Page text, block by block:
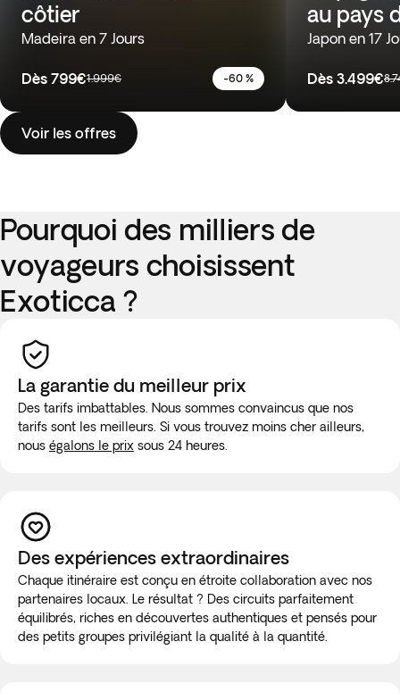
côtier
Madeira en 7 Jours
Dès 799€1.999€ -60 %
au pays
Japon en 17
Dès 3.499€
Voir les offres
Pourquoi des milliers de
voyageurs choisissent
Exoticca ?
La garantie du meilleur prix
Des tarifs imbattables. Nous sommes convaincus que nos
tarifs sont les meilleurs. Si vous trouvez moins cher ailleurs,
nous égalons le prix sous 24 heures.
Des expériences extraordinaires
Chaque itinéraire est conçu en étroite collaboration avec nos
partenaires locaux. Le résultat ? Des circuits parfaitement
équilibrés, riches en découvertes authentiques et pensés pour
des petits groupes privilégiant la qualité à la quantité.